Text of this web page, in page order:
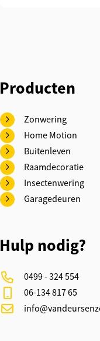
Producten
Zonwering
Home Motion
Buitenleven
Raamdecoratie
Insectenwering
Garagedeuren
Hulp nodig?
0499 - 324 554
06-134 817 65